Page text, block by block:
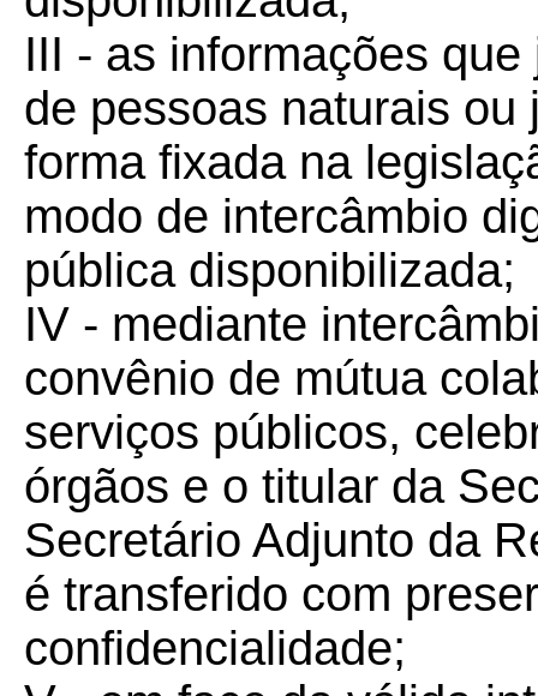
III - as informações
de pessoas naturais
forma fixada na
modo de intercâmbio
pública disponibilizada;
IV - mediante
convênio de mútua
serviços públicos,
órgãos e o titular da
Secretário Adjunto da
é transferido com
confidencialidade;